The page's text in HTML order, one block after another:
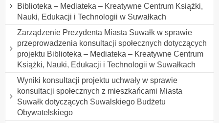
Biblioteka – Mediateka – Kreatywne Centrum Książki,
Nauki, Edukacji i Technologii w Suwałkach
Zarządzenie Prezydenta Miasta Suwałk w sprawie
przeprowadzenia konsultacji społecznych dotyczących
projektu Biblioteka – Mediateka – Kreatywne Centrum
Książki, Nauki, Edukacji i Technologii w Suwałkach
Wyniki konsultacji projektu uchwały w sprawie
konsultacji społecznych z mieszkańcami Miasta
Suwałk dotyczących Suwalskiego Budżetu
Obywatelskiego